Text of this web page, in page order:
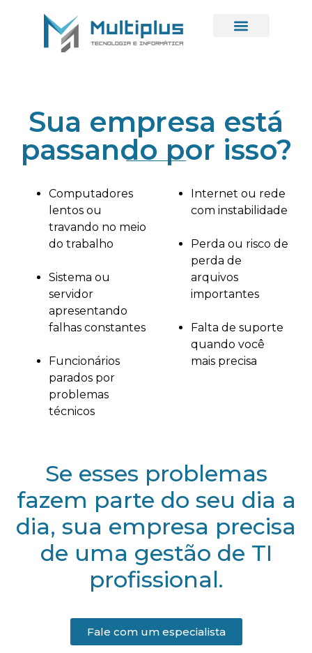
Sua empresa está
passando por isso?
Computadores
lentos ou
travando no meio
do trabalho
Sistema ou
servidor
apresentando
falhas constantes
Funcionários
parados por
problemas
técnicos
Internet ou rede
com instabilidade
Perda ou risco de
perda de
arquivos
importantes
Falta de suporte
quando você
mais precisa
Se esses problemas
fazem parte do seu dia a
dia, sua empresa precisa
de uma gestão de TI
profissional.
Fale com um especialista